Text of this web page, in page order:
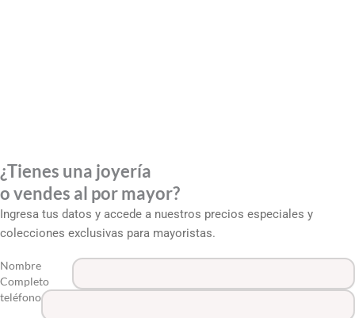
¿Tienes una joyería
o vendes al por mayor?
Ingresa tus datos y accede a nuestros precios especiales y
colecciones exclusivas para mayoristas.
Nombre
Completo
teléfono